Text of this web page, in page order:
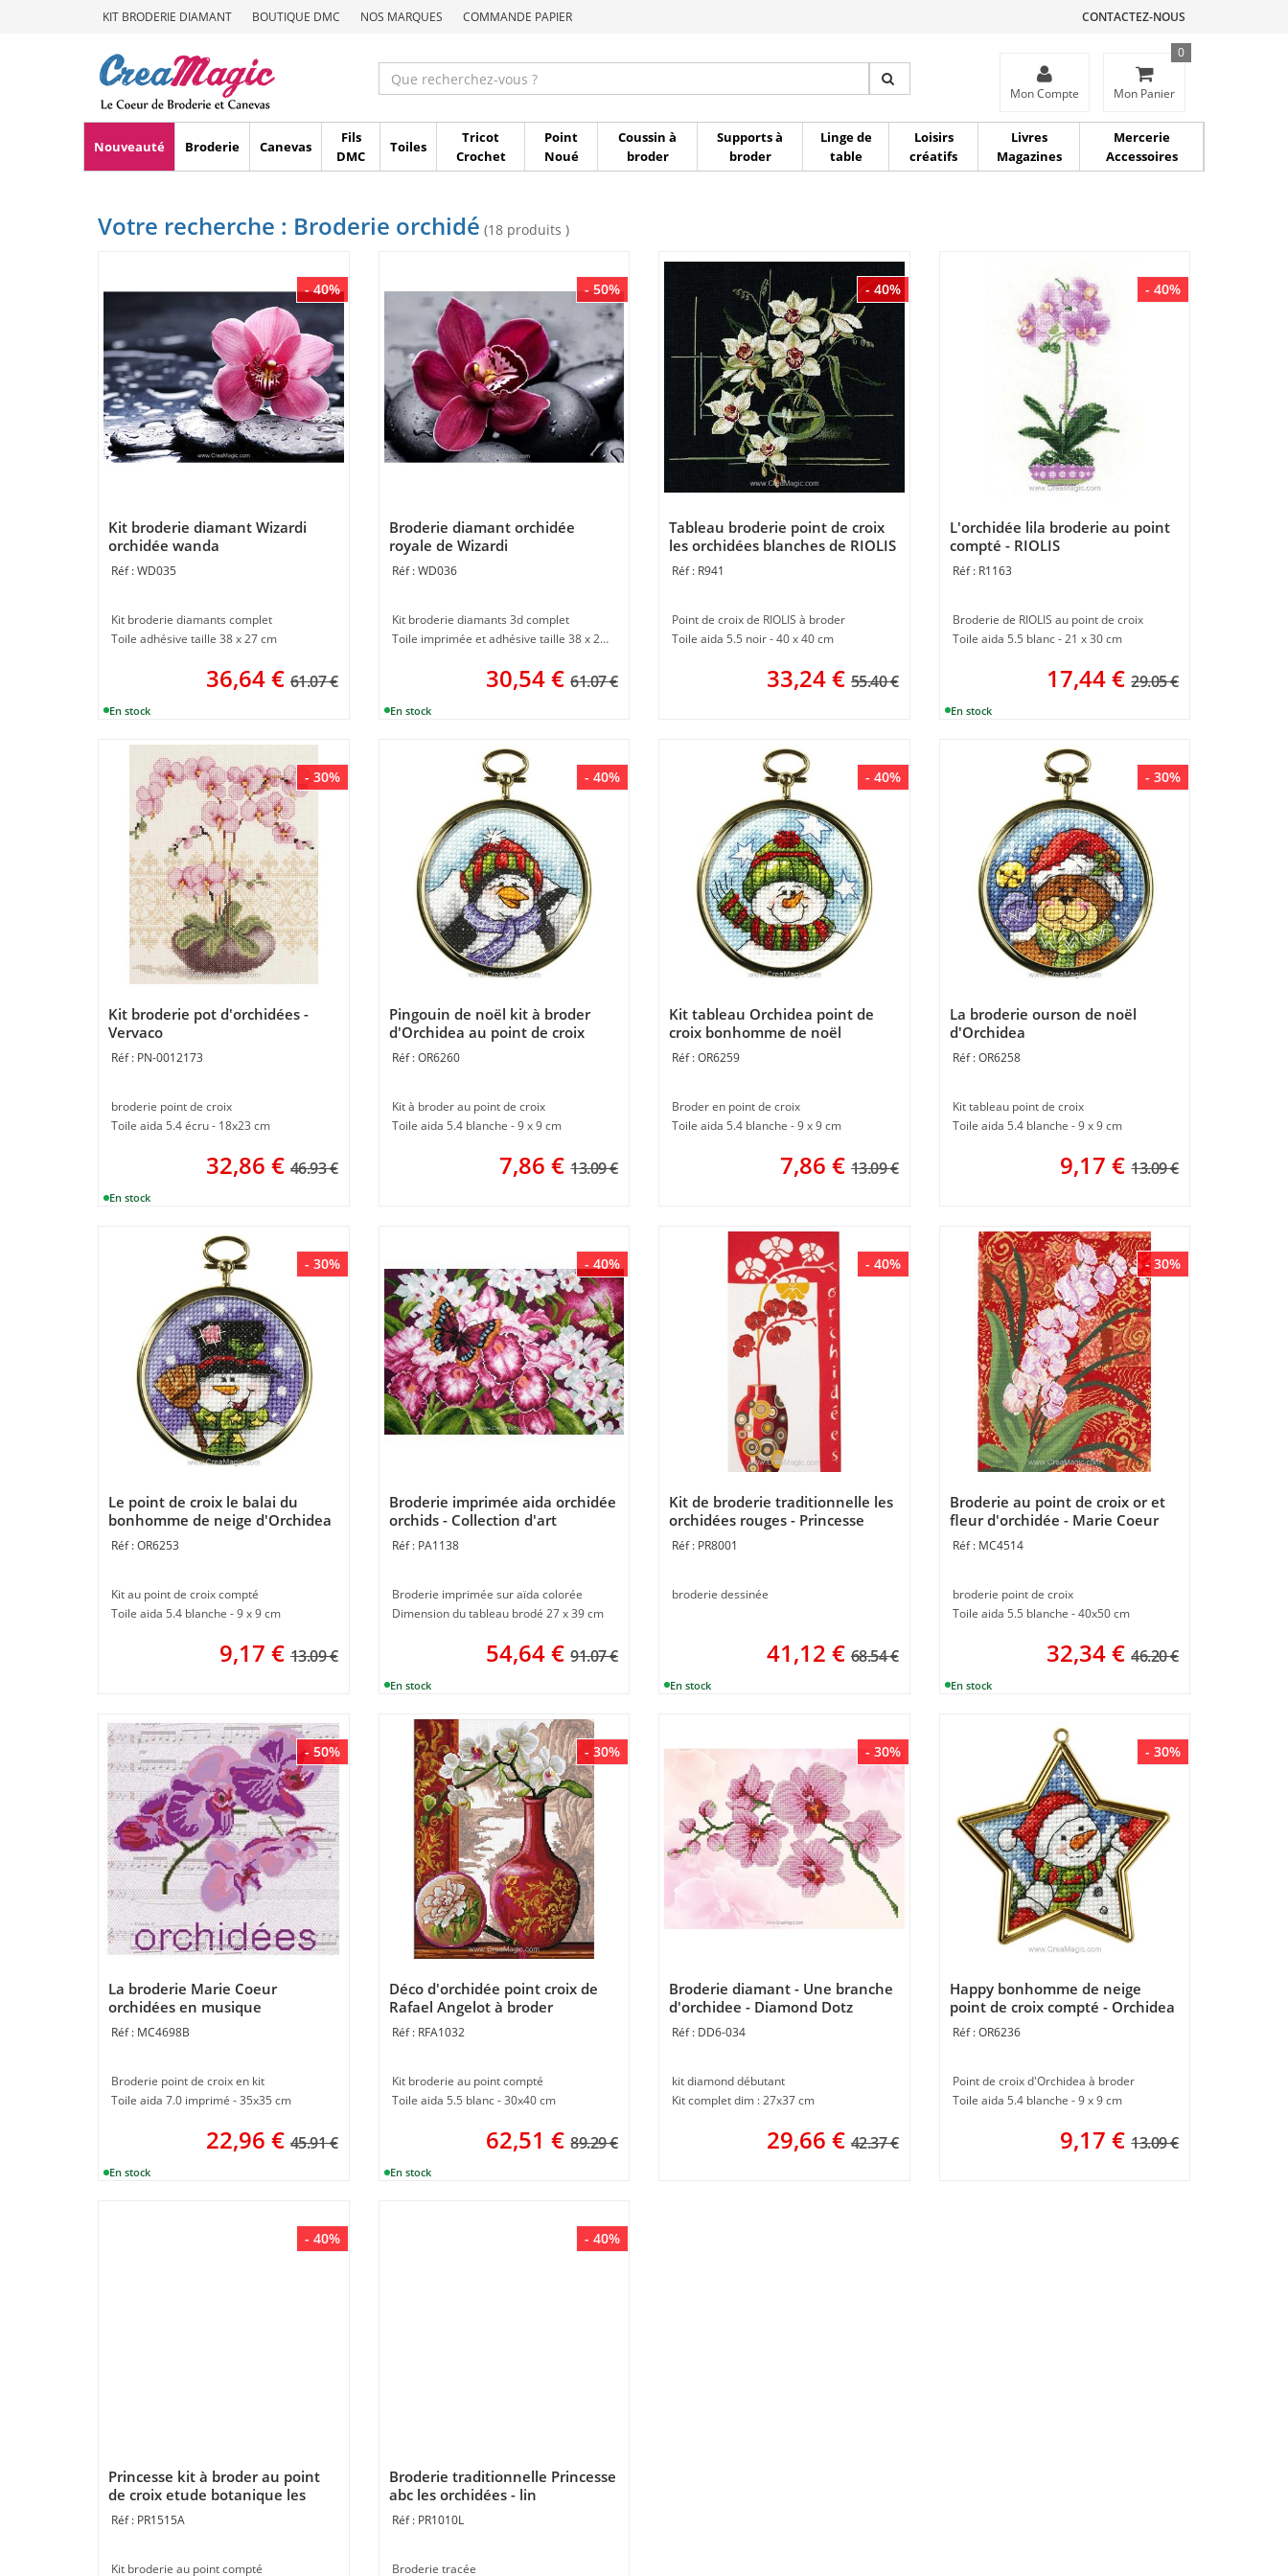
KIT BRODERIE DIAMANT BOUTIQUE DMC NOS MARQUES COMMANDE PAPIER CONTACTEZ-NOUS
Mon Compte Mon Panier
0
Nouveauté Broderie Canevas
Fils
DMC
Toiles
Tricot
Crochet
Point
Noué
Coussin à
broder
Supports à
broder
Linge de
table
Loisirs
créatifs
Livres
Magazines
Mercerie
Accessoires
Votre recherche : Broderie orchidé (18 produits )
- 40%
Kit broderie diamant Wizardi
orchidée wanda
WD035
Kit broderie diamants complet
Toile adhésive taille 38 x 27 cm
36,64€ 61.07 €
- 50%
Broderie diamant orchidée
royale de Wizardi
WD036
Kit broderie diamants 3d complet
Toile imprimée et adhésive taille 38 x 27 cm
30,54€ 61.07 €
- 40%
Tableau broderie point de croix
les orchidées blanches de RIOLIS
R941
Point de croix de RIOLIS à broder
Toile aida 5.5 noir - 40 x 40 cm
33,24€ 55.40 €
- 40%
L'orchidée lila broderie au point
compté - RIOLIS
R1163
Broderie de RIOLIS au point de croix
Toile aida 5.5 blanc - 21 x 30 cm
17,44€ 29.05 €
- 30%
Kit broderie pot d'orchidées -
Vervaco
PN-0012173
broderie point de croix
Toile aida 5.4 écru - 18x23 cm
32,86 € 46.93 €
- 40%
Pingouin de noël kit à broder
d'Orchidea au point de croix
OR6260
Kit à broder au point de croix
Toile aida 5.4 blanche - 9 x 9 cm
7,86 € 13.09 €
- 40%
Kit tableau Orchidea point de
croix bonhomme de noël
OR6259
Broder en point de croix
Toile aida 5.4 blanche - 9 x 9 cm
7,86 € 13.09 €
- 30%
La broderie ourson de noël
d'Orchidea
OR6258
Kit tableau point de croix
Toile aida 5.4 blanche - 9 x 9 cm
9,17 € 13.09 €
- 30%
Le point de croix le balai du
bonhomme de neige d'Orchidea
OR6253
Kit au point de croix compté
Toile aida 5.4 blanche - 9 x 9 cm
9,17 € 13.09 €
- 40%
Broderie imprimée aida orchidée
orchids - Collection d'art
PA1138
Broderie imprimée sur aïda colorée
Dimension du tableau brodé 27 x 39 cm
54,64€ 91.07 €
- 40%
Kit de broderie traditionnelle les
orchidées rouges - Princesse
PR8001
broderie dessinée
41,12 € 68.54 €
- 30%
Broderie au point de croix or et
fleur d'orchidée - Marie Coeur
MC4514
broderie point de croix
Toile aida 5.5 blanche - 40x50 cm
32,34€ 46.20 €
- 50%
La broderie Marie Coeur
orchidées en musique
MC4698B
Broderie point de croix en kit
Toile aida 7.0 imprimé - 35x35 cm
22,96 € 45.91 €
- 30%
Déco d'orchidée point croix de
Rafael Angelot à broder
RFA1032
Kit broderie au point compté
Toile aida 5.5 blanc - 30x40 cm
62,51 € 89.29 €
- 30%
Broderie diamant - Une branche
d'orchidee - Diamond Dotz
DD6-034
kit diamond débutant
Kit complet dim : 27x37 cm
29,66 € 42.37 €
- 30%
Happy bonhomme de neige
point de croix compté - Orchidea
OR6236
Point de croix d'Orchidea à broder
Toile aida 5.4 blanche - 9 x 9 cm
9,17 € 13.09 €
- 40%
Princesse kit à broder au point
de croix etude botanique les
orchidées
PR1515A
Kit broderie au point compté
- 40%
Broderie traditionnelle Princesse
abc les orchidées - lin
PR1010L
Broderie tracée